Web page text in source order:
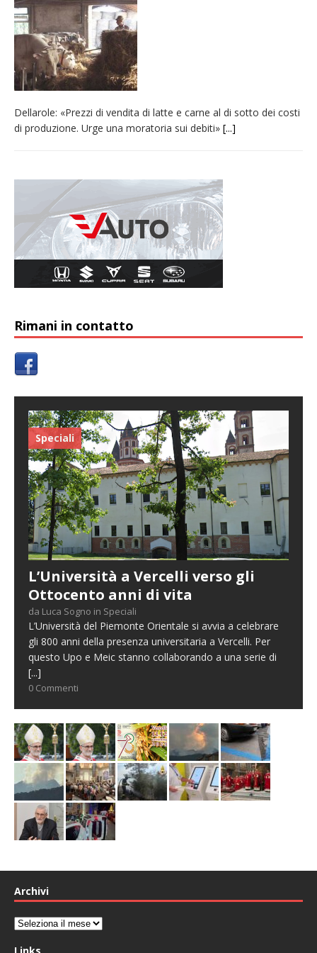
Nuovo fronte delle fiamme: vasto incendio
alle pendici del Monte Barone
Centinaia di vercellesi a Oropa per il
pellegrinaggio diocesano
Intervento dei vigili del fuoco per un
incendio di sterpaglie a Caresanablot
Dieci anni fa l’ingresso a Vercelli
Dellarole: «Prezzi di vendita di latte e carne al di sotto dei costi
di produzione. Urge una moratoria sui debiti» [...]
Rimani in contatto
Speciali
L’Università a Vercelli verso gli
Ottocento anni di vita
da Luca Sogno in Speciali
L’Università del Piemonte Orientale si avvia a celebrare
gli 800 anni della presenza universitaria a Vercelli. Per
questo Upo e Meic stanno collaborando a una serie di
[...]
0 Commenti
Archivi
Archivi